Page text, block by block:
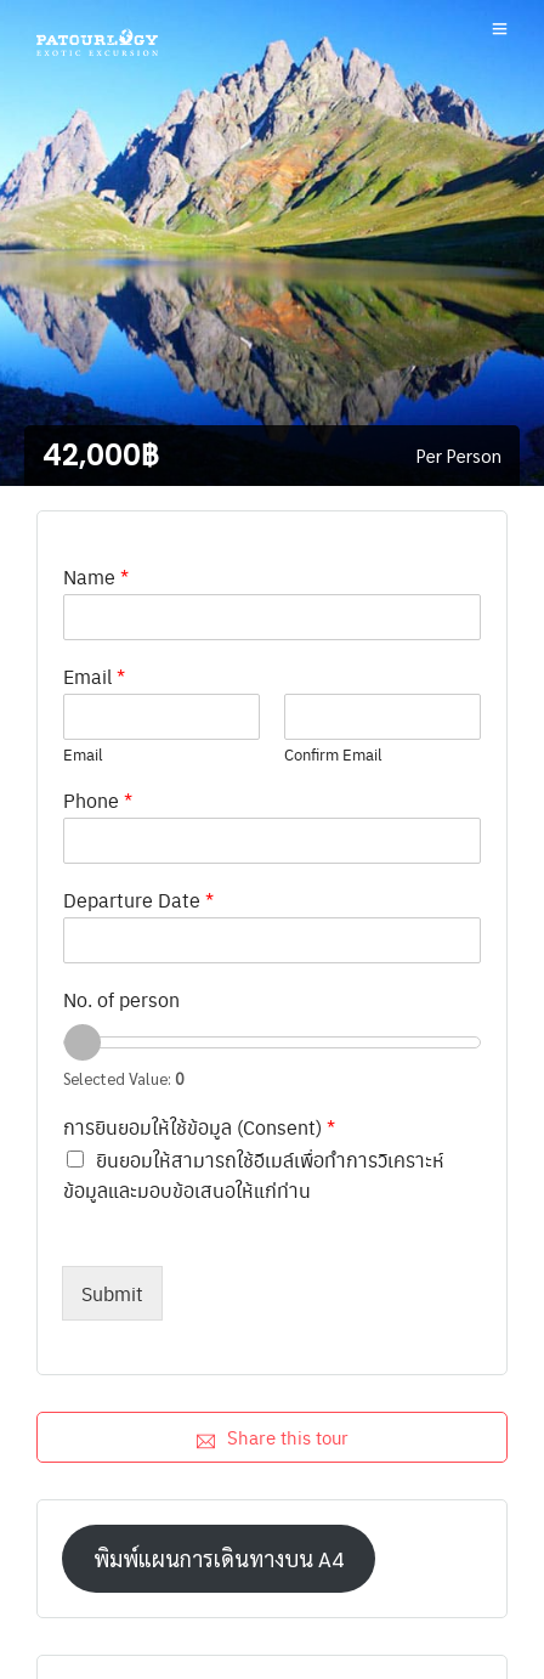
42,000฿ Per Person
Name *
Email*
Email Confirm Email
Phone *
Departure Date *
No. of person
Selected Value: 0
การยินยอมให้ใช้ข้อมูล (Consent) *
ยินยอมให้สามารถใช้อีเมล์เพื่อทำการวิเคราะห์
ข้อมูลและมอบข้อเสนอให้แก่ท่าน
Submit
Share this tour
พิมพ์แผนการเดินทางบน A4